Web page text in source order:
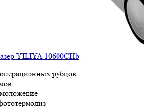
YILIYA 10600CHb
рубцов